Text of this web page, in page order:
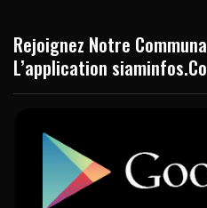
Rejoignez Notre
L’application